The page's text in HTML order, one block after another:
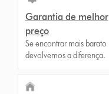
Garantia de melhor
preço
Se encontrar mais barato
devolvemos a diferença.